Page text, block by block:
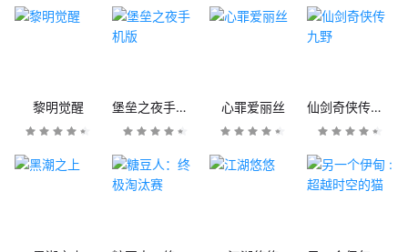
黎明觉醒 堡垒之夜手机版 心罪爱丽丝 仙剑奇侠传九野